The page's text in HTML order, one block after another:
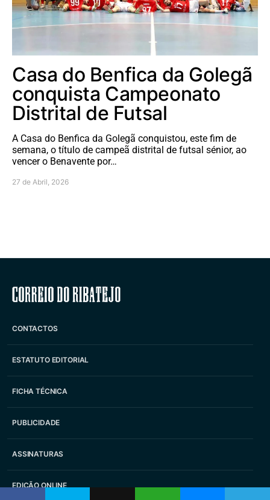
Casa do Benfica da Golegã
conquista Campeonato
Distrital de Futsal
A Casa do Benfica da Golegã conquistou, este fim de
semana, o título de campeã distrital de futsal sénior, ao
vencer o Benavente por…
27 de Abril, 2026
Correio do Ribatejo
CONTACTOS
ESTATUTO EDITORIAL
FICHA TÉCNICA
PUBLICIDADE
ASSINATURAS
EDIÇÃO ONLINE